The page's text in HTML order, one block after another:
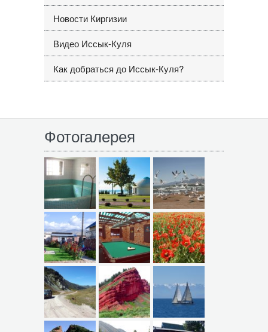
Новости Киргизии
Видео Иссык-Куля
Как добраться до Иссык-Куля?
Фотогалерея